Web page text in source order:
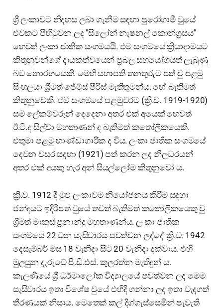
ශ්‍රී ලංකාවට නිදහස ලබා ගැනීම සඳහා පුරෝගාමී වුයේ
එවකට පිහිටුවන ලද "සිලෝන් නැෂනල් කොන්ග්‍රසය"
හෙවත් ලංකා ජාතික සංගමයයි. එම සංගමයේ ක්‍රියාදාමයට
කිතුනුවන්ගේ දායකත්වයෙන් ප්‍රබල සහයෝගයත් ලැබුණු
බව නොරහසෙකි. මෙහි සභාපති තනතුරුට පත් වු පළමු
සිංහලයා ශ්‍රීමත් ජේම්ස් පීරිස් මැතිතුමන්ය. හේ බැතිමත්
කිතුනුවෙකි. එම සංගමයේ පළමුවරට (ක්‍රි.ව. 1919-1920)
සම ලේකම්වරුන් දෙදෙනා අතර එක් අයෙක් හෙවත්
ඊ.ටී.ද සිල්වා මහතාණන් ද බැතිමත් කතෝලිකයෙකි.
එතුමා පළමු භාණ්ඩාගාරික ද විය. ලංකා ජාතික සංගමයේ
දෙවන වසර සදහා (1921) පත් කරන ලද නිලධරයන්
අතර එක් අයකු හැර අන් සියල්ලෝම කිතුනුවෝ ය.
ක්‍රි.ව. 1912 දී මුළු ලංකාවම නියෝජනය කිරිම සඳහා
ජන්දයට ඉදිරිපත් වුයේ තවත් බැතිමත් කතෝලිකයෙකු වු
ශ්‍රීමත් මාකස් ප්‍රනාන්දු මහතාණන්ය. ලංකා ජාතික
සංගමයේ 22 වන සැසිවාරය පවත්වන ලද්දේ ක්‍රි.ව. 1942
දෙසැම්බර් මස 18 වැනිදා සිට 20 වැනිදා දක්වාය. එහි
මුලසුන දැරුවේ පී.ඩී.එස්. කුලරත්න මැතිඳුන් ය.
කැලණියේ ශ්‍රී ධර්මාලෝක විද්‍යාලයේ පවත්වන ලද මෙම
සැසිවාරය ඉතා විශේෂ වුයේ එහිදි ගන්නා ලද ඉතා වැදගත්
තීරණයක් නිසාය. මෙතෙක් කල් දිග්ගැස්සෙමින් පැවැති